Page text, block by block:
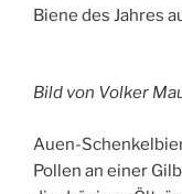
Biene des Jahres
Bild von Volker
Auen-
Pollen an einer